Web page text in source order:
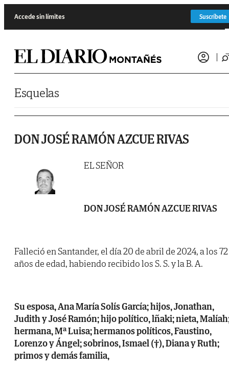
Accede sin límites Suscríbete
Esquelas
DON JOSÉ RAMÓN AZCUE RIVAS
EL SEÑOR
DON JOSÉ RAMÓN AZCUE RIVAS
Falleció en Santander, el día 20 de abril de 2024, a los 72
años de edad, habiendo recibido los S. S. y la B. A.
Su esposa, Ana María Solís García; hijos, Jonathan,
Judith y José Ramón; hijo político, lñaki; nieta,
hermana, Mª Luisa; hermanos políticos, Faustino,
Lorenzo y Ángel; sobrinos, Ismael (†), Diana y Ruth;
primos y demás familia,